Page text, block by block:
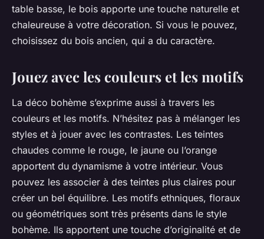
table basse, le bois apporte une touche naturelle et
chaleureuse à votre décoration. Si vous le pouvez,
choisissez du bois ancien, qui a du caractère.
Jouez avec les couleurs et les motifs
La déco bohème s’exprime aussi à travers les
couleurs et les motifs. N’hésitez pas à mélanger les
styles et à jouer avec les contrastes. Les teintes
chaudes comme le rouge, le jaune ou l’orange
apportent du dynamisme à votre intérieur. Vous
pouvez les associer à des teintes plus claires pour
créer un bel équilibre. Les motifs ethniques, floraux
ou géométriques sont très présents dans le style
bohème. Ils apportent une touche d’originalité et de